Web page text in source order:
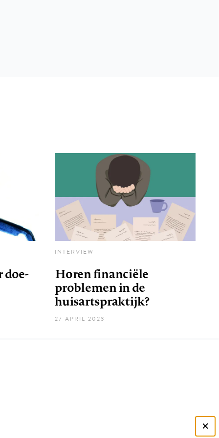
doe-
INTERVIEW
Horen financiële
problemen in de
huisartspraktijk?
27 APRIL 2023